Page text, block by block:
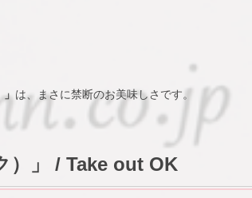
は、まさに禁断のお美味しさです。
）」 / Take out OK